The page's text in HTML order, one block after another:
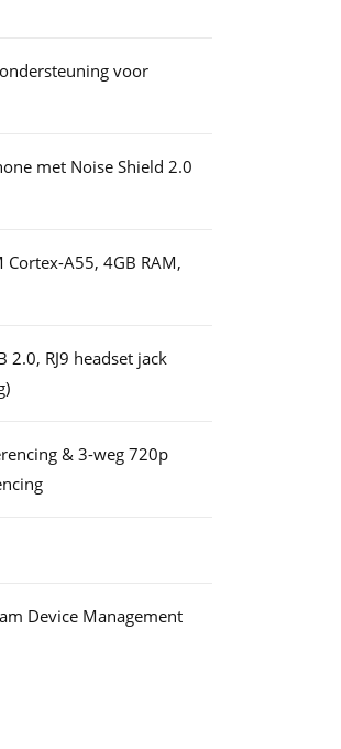
voor
met Noise Shield 2.0
Cortex-A55, 4GB RAM,
2.0, RJ9 headset jack
& 3-weg 720p
Device Management